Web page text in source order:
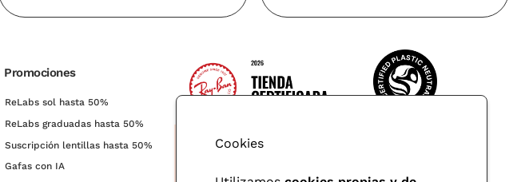
Promociones
ReLabs sol hasta 50%
ReLabs graduadas hasta 50%
Suscripción lentillas hasta 50%
Gafas con IA
Cookies